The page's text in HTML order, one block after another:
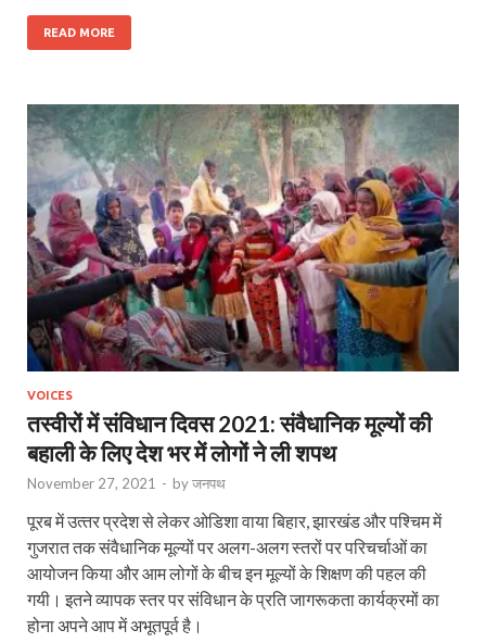
READ MORE
VOICES
तस्वीरों में संविधान दिवस 2021: संवैधानिक मूल्यों की
बहाली के लिए देश भर में लोगों ने ली शपथ
November 27, 2021 - byजनपथ
पूरब में उत्‍तर प्रदेश से लेकर ओडिशा वाया बिहार, झारखंड और पश्चिम में
गुजरात तक संवैधानिक मूल्‍यों पर अलग-अलग स्‍तरों पर परिचर्चाओं का
आयोजन किया और आम लोगों के बीच इन मूल्‍यों के शिक्षण की पहल की
गयी। इतने व्यापक स्तर पर संविधान के प्रति जागरूकता कार्यक्रमों का
होना अपने आप में अभूतपूर्व है।